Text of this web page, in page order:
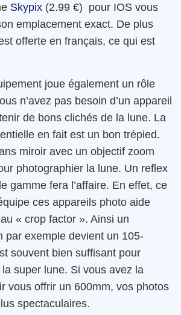
Skypix (2.99 €) pour IOS vous
emplacement exact. De plus
offerte en français, ce qui est
joue également un rôle
n’avez pas besoin d’un appareil
de bons clichés de la lune. La
en fait est un bon trépied.
miroir avec un objectif zoom
photographier la lune. Un reflex
gamme fera l’affaire. En effet, ce
ces appareils photo aide
« crop factor ». Ainsi un
par exemple devient un 105-
souvent bien suffisant pour
super lune. Si vous avez la
vous offrir un 600mm, vos photos
spectaculaires.